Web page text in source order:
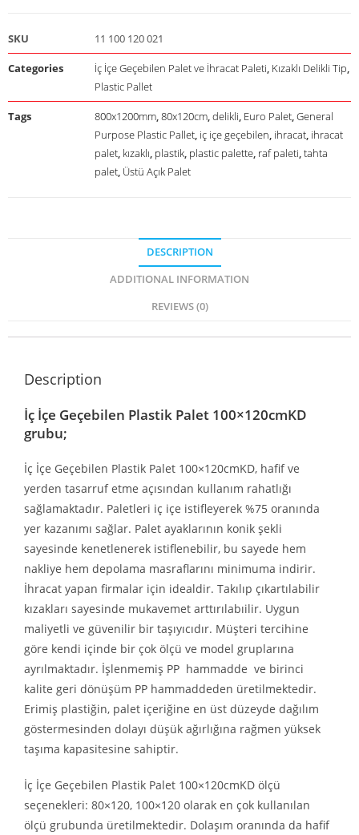
SKU 11 100 120 021
Categories İç İçe Geçebilen Palet ve İhracat Paleti, Kızaklı Delikli Tip,
Plastic Pallet
Tags 800x1200mm,80x120cm,delikli, Euro Palet,General
Purpose Plastic Pallet, iç içe geçebilen, ihracat, ihracat
palet, kızaklı, plastik, plastic palette, raf paleti,tahta
palet, Üstü Açık Palet
DESCRIPTION
ADDITIONAL INFORMATION
REVIEWS (0)
Description
İç İçe Geçebilen Plastik Palet 100×120cmKD
grubu;
İç İçe Geçebilen Plastik Palet 100×120cmKD, hafif ve
yerden tasarruf etme açısından kullanım rahatlığı
sağlamaktadır. Paletleri iç içe istifleyerek %75 oranında
yer kazanımı sağlar. Palet ayaklarının konik şekli
sayesinde kenetlenerek istiflenebilir, bu sayede hem
nakliye hem depolama masraflarını minimuma indirir.
İhracat yapan firmalar için idealdir. Takılıp çıkartılabilir
kızakları sayesinde mukavemet arttırılabıilir. Uygun
maliyetli ve güvenilir bir taşıyıcıdır. Müşteri tercihine
göre kendi içinde bir çok ölçü ve model gruplarına
ayrılmaktadır. İşlenmemiş PP hammadde ve birinci
kalite geri dönüşüm PP hammaddeden üretilmektedir.
Erimiş plastiğin, palet içeriğine en üst düzeyde dağılım
göstermesinden dolayı düşük ağırlığına rağmen yüksek
taşıma kapasitesine sahiptir.
İç İçe Geçebilen Plastik Palet 100×120cmKD ölçü
seçenekleri: 80×120, 100×120 olarak en çok kullanılan
ölçü grubunda üretilmektedir. Dolaşım oranında da hafif